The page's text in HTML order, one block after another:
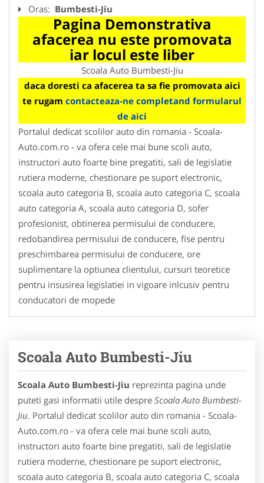
Oras: Bumbesti-Jiu
Pagina Demonstrativa
afacerea nu este promovata
iar locul este liber
Scoala Auto Bumbesti-Jiu
daca doresti ca afacerea ta sa fie promovata aici
te rugam contacteaza-ne completand formularul
de aici
Portalul dedicat scolilor auto din romania - Scoala-
Auto.com.ro - va ofera cele mai bune scoli auto,
instructori auto foarte bine pregatiti, sali de legislatie
rutiera moderne, chestionare pe suport electronic,
scoala auto categoria B, scoala auto categoria C, scoala
auto categoria A, scoala auto categoria D, sofer
profesionist, obtinerea permisului de conducere,
redobandirea permisului de conducere, fise pentru
preschimbarea permisului de conducere, ore
suplimentare la optiunea clientului, cursuri teoretice
pentru insusirea legislatiei in vigoare inlcusiv pentru
conducatori de mopede
Scoala Auto Bumbesti-Jiu
Scoala Auto Bumbesti-Jiu reprezinta pagina unde
puteti gasi informatii utile despre Scoala Auto Bumbesti-
Jiu. Portalul dedicat scolilor auto din romania - Scoala-
Auto.com.ro - va ofera cele mai bune scoli auto,
instructori auto foarte bine pregatiti, sali de legislatie
rutiera moderne, chestionare pe suport electronic,
scoala auto categoria B, scoala auto categoria C, scoala